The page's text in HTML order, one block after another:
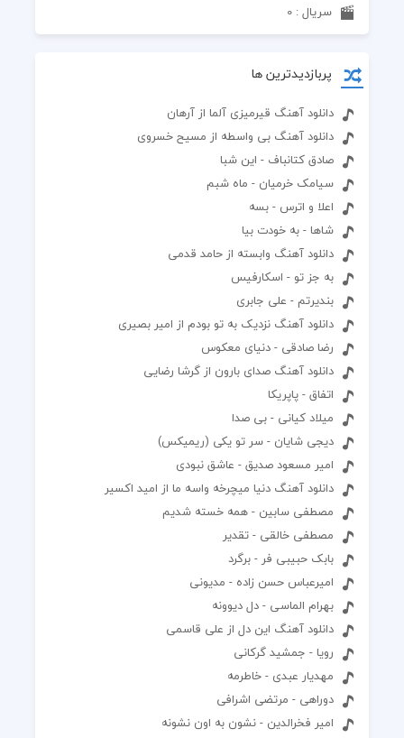
سریال : 0
پربازدیدترین ها
دانلود آهنگ قیرمیزی آلما از آرهان
دانلود آهنگ بی واسطه از مسیح خسروی
صادق کتانباف - این شبا
سیامک خرمیان - ماه شبم
اعلا و اترس - بسه
شاها - به خودت بیا
دانلود آهنگ وابسته از حامد قدمی
به جز تو - اسکارفیس
بندیرتم - علی جابری
دانلود آهنگ نزدیک به تو بودم از امیر بصیری
رضا صادقی - دنیای معکوس
دانلود آهنگ صدای بارون از گرشا رضایی
اتفاق - پاپریکا
میلاد کیانی - بی صدا
دیجی شایان - سر تو یکی (ریمیکس)
امیر مسعود صدیق - عاشق نبودی
دانلود آهنگ دنیا میچرخه واسه ما از امید اکسیر
مصطفی سابین - همه خسته شدیم
مصطفی خالقی - تقدیر
بابک حبیبی فر - برگرد
امیرعباس حسن زاده - مدیونی
بهرام الماسی - دل دیوونه
دانلود آهنگ این دل از علی قاسمی
رویا - جمشید گرکانی
مهدیار عبدی - خاطرمه
دوراهی - مرتضی اشرافی
امیر فخرالدین - نشون به اون نشونه